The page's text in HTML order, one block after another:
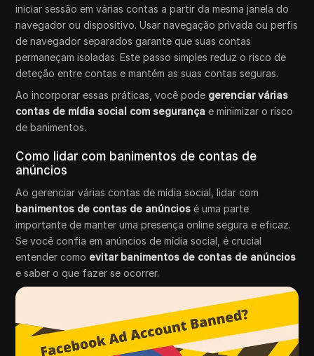
iniciar sessão em várias contas a partir da mesma janela do
navegador ou dispositivo. Usar navegação privada ou perfis
de navegador separados garante que suas contas
permaneçam isoladas. Este passo simples reduz o risco de
deteção entre contas e mantém as suas contas seguras.
Ao incorporar essas práticas, você pode gerenciar várias
contas de mídia social com segurança e minimizar o risco
de banimentos.
Como lidar com banimentos de contas de
anúncios
Ao gerenciar várias contas de mídia social, lidar com
banimentos de contas de anúncios é uma parte
importante de manter uma presença online segura e eficaz.
Se você confia em anúncios de mídia social, é crucial
entender como evitar banimentos de contas de anúncios
e saber o que fazer se ocorrer.